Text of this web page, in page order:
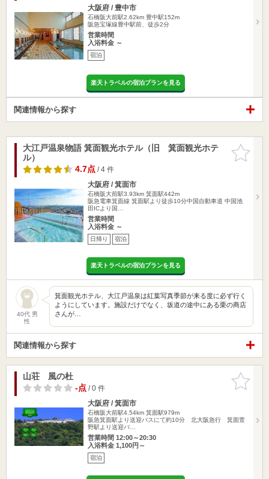
大阪府 / 豊中市
石橋阪大前駅2.62km 豊中駅152m
阪急宝塚線豊中駅前、徒歩2分
営業時間
入浴料金 ～
宿泊
楽天トラベルの宿泊プランを見る
関連情報から探す
お気に入
りに追加
大江戸温泉物語 箕面観光ホテル（旧 箕面観光ホテ
ル）
4.7点/ 4 件
大阪府 / 箕面市
石橋阪大前駅3.93km 箕面駅442m
阪急電車箕面線 箕面駅より徒歩10分中国自動車道 中国池
田ICより国…
営業時間
入浴料金 ～
日帰り 宿泊
楽天トラベルの宿泊プランを見る
40代 男
性
箕面観光ホテル、大江戸温泉は紅葉写真季節が来る度に必ず行く
ようにしています。施設だけでなく、坂道の途中にある栗の商店
さんが…
関連情報から探す
お気に入
りに追加
山荘 風の杜
-点/ 0 件
大阪府 / 箕面市
石橋阪大前駅4.54km 箕面駅979m
阪急箕面駅より送迎バスにて約10分 北大阪急行 箕面萱
野駅より送迎バ…
営業時間 12:00～20:30
入浴料金 1,100円～
宿泊